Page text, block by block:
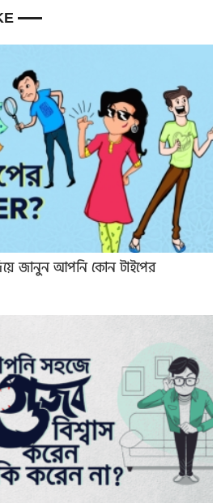
জানুন আপনি কোন টাইপের